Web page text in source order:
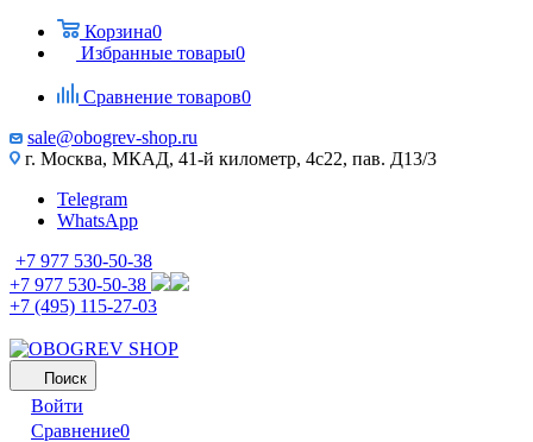
Корзина0
Избранные товары0
Сравнение товаров0
sale@obogrev-shop.ru
г. Москва, МКАД, 41-й километр, 4с22, пав. Д13/3
Telegram
WhatsApp
+7 977 530-50-38
+7 977 530-50-38
+7 (495) 115-27-03
Поиск
Войти
Сравнение0